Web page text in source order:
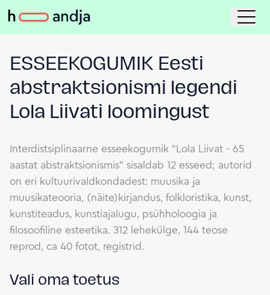
ESSEEKOGUMIK Eesti
abstraktsionismi legendi
Lola Liivati loomingust
Interdistsiplinaarne esseekogumik "Lola Liivat - 65
aastat abstraktsionismis" sisaldab 12 esseed; autorid
on eri kultuurivaldkondadest: muusika ja
muusikateooria, (näite)kirjandus, folkloristika, kunst,
kunstiteadus, kunstiajalugu, psühholoogia ja
filosoofiline esteetika. 312 lehekülge, 144 teose
reprod, ca 40 fotot, registrid.
Vali oma toetus